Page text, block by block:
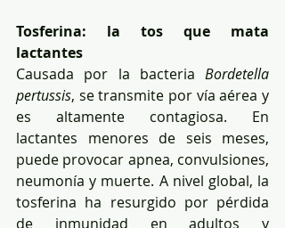
Tosferina: la tos que mata
lactantes
Causada por la bacteria Bordetella
pertussis, se transmite por vía aérea y
es altamente contagiosa. En
lactantes menores de seis meses,
puede provocar apnea, convulsiones,
neumonía y muerte. A nivel global, la
tosferina ha resurgido por pérdida
de inmunidad en adultos y